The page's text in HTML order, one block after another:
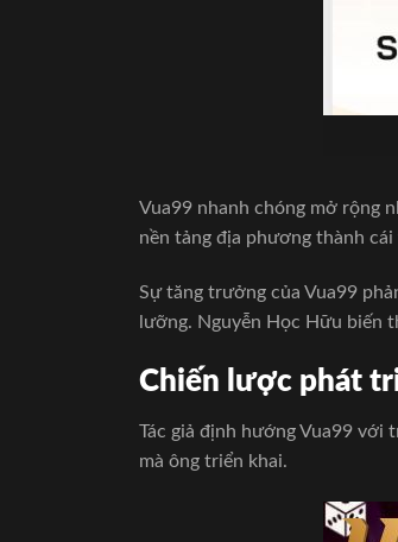
Vua99 nhanh chóng mở rộng
nền tảng địa phương thành
Sự tăng trưởng của Vua99
lưỡng. Nguyễn Học Hữu biến
Chiến lược phát
Tác giả định hướng Vua99 với
mà ông triển khai.